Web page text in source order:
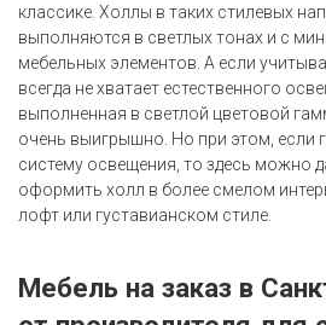
классике. Холлы в таких стилевых
выполняются в светлых тонах и с
мебельных элементов. А если
всегда не хватает естественного
выполненная в светлой цветовой
очень выигрышно. Но при этом, если
систему освещения, то здесь можно
оформить холл в более смелом
лофт или густавианском стиле.
Мебель на заказ в